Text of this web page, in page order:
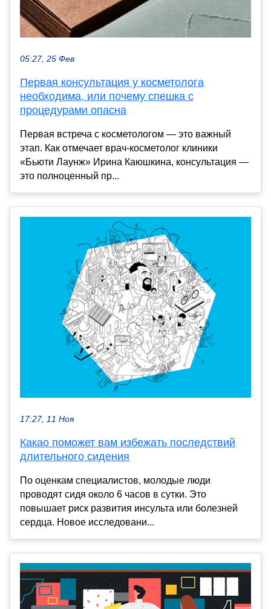
05:27, 25 Фев
Первая консультация у косметолога
необходима, или почему спешка с
процедурами опасна
Первая встреча с косметологом — это важный
этап. Как отмечает врач-косметолог клиники
«Бьюти Лаунж» Ирина Каюшкина, консультация —
это полноценный пр...
17:27, 11 Ноя
Какао поможет вам избежать последствий
длительного сидения
По оценкам специалистов, молодые люди
проводят сидя около 6 часов в сутки. Это
повышает риск развития инсульта или болезней
сердца. Новое исследовани...